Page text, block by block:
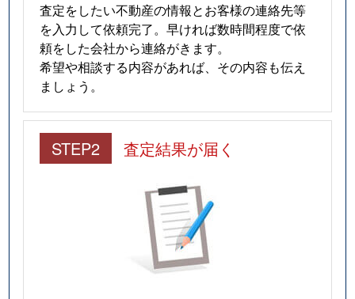
査定をしたい不動産の情報とお客様の連絡先等
を入力して依頼完了。早ければ数時間程度で依
頼をした会社から連絡がきます。
希望や相談する内容があれば、その内容も伝え
ましょう。
STEP2 査定結果が届く